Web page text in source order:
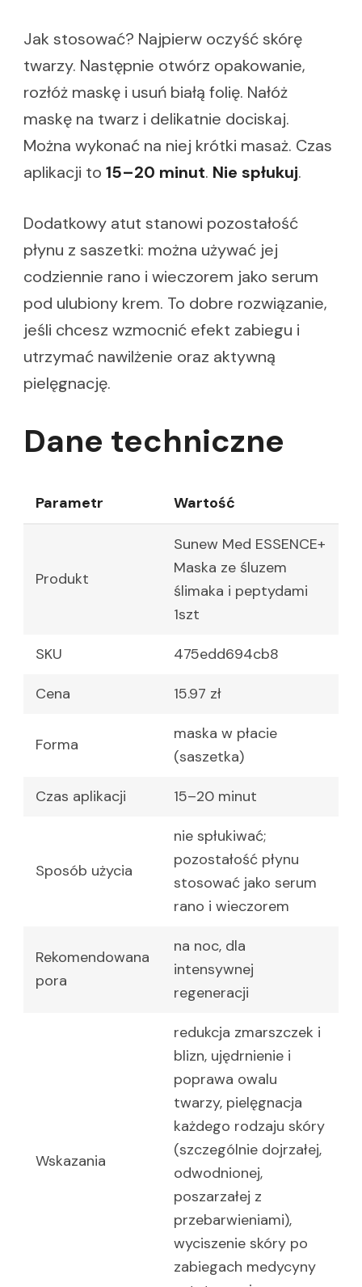
Jak stosować? Najpierw oczyść skórę
twarzy. Następnie otwórz opakowanie,
rozłóż maskę i usuń białą folię. Nałóż
maskę na twarz i delikatnie dociskaj.
Można wykonać na niej krótki masaż. Czas
aplikacji to 15–20 minut. Nie spłukuj.
Dodatkowy atut stanowi pozostałość
płynu z saszetki: można używać jej
codziennie rano i wieczorem jako serum
pod ulubiony krem. To dobre rozwiązanie,
jeśli chcesz wzmocnić efekt zabiegu i
utrzymać nawilżenie oraz aktywną
pielęgnację.
Dane techniczne
Parametr Wartość
Produkt
Sunew Med ESSENCE+
Maska ze śluzem
ślimaka i peptydami
1szt
SKU 475edd694cb8
Cena 15.97 zł
Forma
maska w płacie
(saszetka)
Czas aplikacji 15–20 minut
Sposób użycia
nie spłukiwać;
pozostałość płynu
stosować jako serum
rano i wieczorem
Rekomendowana
pora
na noc, dla
intensywnej
regeneracji
Wskazania
redukcja zmarszczek i
blizn, ujędrnienie i
poprawa owalu
twarzy, pielęgnacja
każdego rodzaju skóry
(szczególnie dojrzałej,
odwodnionej,
poszarzałej z
przebarwieniami),
wyciszenie skóry po
zabiegach medycyny